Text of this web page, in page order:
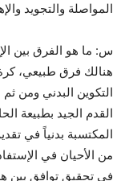
المواصلة والتجويد
س: ما هو الفرق بين
هنالك فرق طبيعي،
التكوين البدني ومن
القدم الجيد بطبيعة
المكتسبة بدنياً في
من الأحيان في
في تحقيق توافق بين